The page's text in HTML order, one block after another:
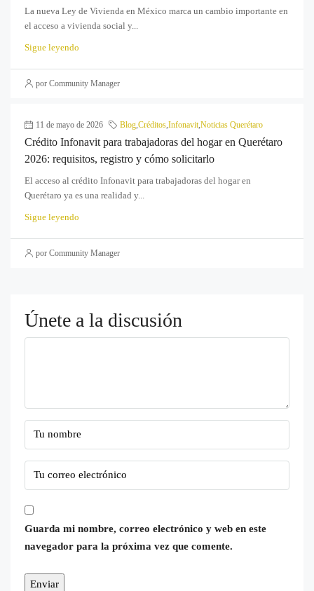
La nueva Ley de Vivienda en México marca un cambio importante en
el acceso a vivienda social y...
Sigue leyendo
por Community Manager
11 de mayo de 2026 Blog Créditos Infonavit Noticias Querétaro
Crédito Infonavit para trabajadoras del hogar en Querétaro
2026: requisitos, registro y cómo solicitarlo
El acceso al crédito Infonavit para trabajadoras del hogar en
Querétaro ya es una realidad y...
Sigue leyendo
por Community Manager
Únete a la discusión
Guarda mi nombre, correo electrónico y web en este
navegador para la próxima vez que comente.